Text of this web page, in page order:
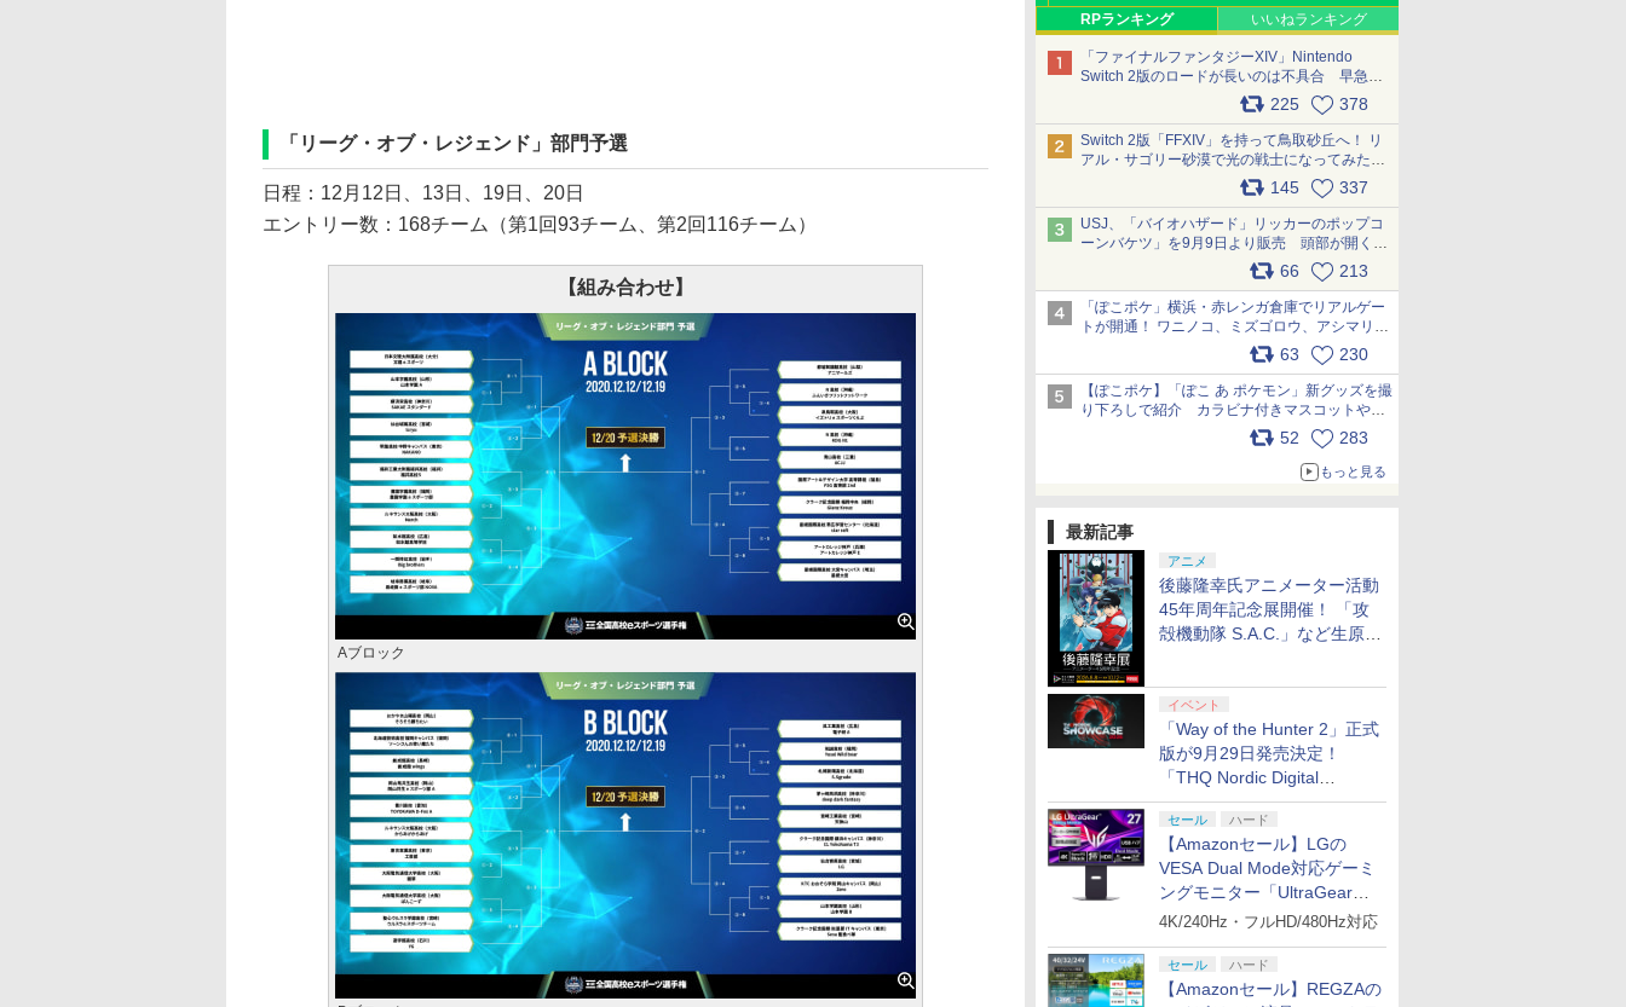
RPランキング いいねランキング
「ファイナルファンタジーXIV」Nintendo
Switch 2版のロードが長いのは不具合 早急に
アップデートできるよう対応中225 378
Switch 2版「FFXIV」を持って鳥取砂丘へ！ リ
アル・サゴリー砂漠で光の戦士になってみた
145 337
USJ、「バイオハザード」リッカーのポップコ
ーンバケツ」を9月9日より販売 頭部が開く仕
組み。味は恐怖を堪のう「味噌フレーバー」
66 213
「ぽこポケ」横浜・赤レンガ倉庫でリアルゲー
トが開通！ ワニノコ、ミズゴロウ、アシマリ登
場シーンをレポート pic.x.com/LDgEByVl6D
63 230
【ぽこポケ】「ぽこ あ ポケモン」新グッズを撮
り下ろしで紹介 カラビナ付きマスコットやス
52 283
もっと見る
最新記事
アニメ
後藤隆幸氏アニメーター活動
45年周年記念展開催！ 「攻
殻機動隊 S.A.C.」など生原
イベント
「Way of the Hunter 2」正式
版が9月29日発売決定！
「THQ Nordic Digital
Showcase 2026」まとめ
セール ハード
【Amazonセール】LGの
VESA Dual Mode対応ゲーミ
ングモニター「UltraGear
27G850A-B」がお買い得！
4K/240Hz・フルHD/480Hz対応
セール ハード
【Amazonセール】REGZAの
「リーグ・オブ・レジェンド」部門予選
日程：12月12日、13日、19日、20日
エントリー数：168チーム（第1回93チーム、第2回116チーム）
【組み合わせ】
Aブロック